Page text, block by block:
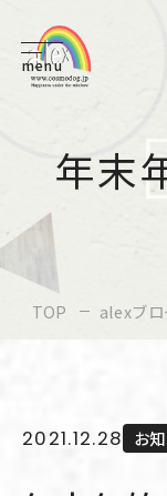
menu
年末
TOP alexブロ
2021.12.28 お